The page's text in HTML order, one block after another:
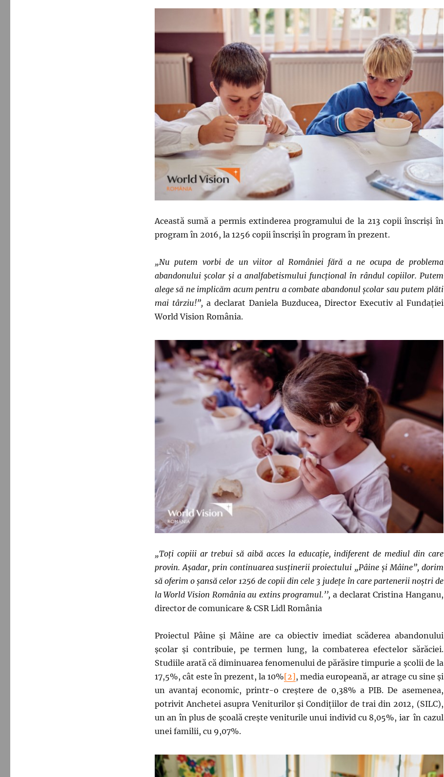
Această sumă a permis extinderea programului de la 213 copii înscriși în
program în 2016, la 1256 copii înscriși în program în prezent.
„Nu putem vorbi de un viitor al României fără a ne ocupa de problema
abandonului școlar și a analfabetismului funcțional în rândul copiilor. Putem
alege să ne implicăm acum pentru a combate abandonul școlar sau putem plăti
mai târziu!”, a declarat Daniela Buzducea, Director Executiv al Fundaţiei
World Vision România.
„Toți copiii ar trebui să aibă acces la educație, indiferent de mediul din care
provin. Aşadar, prin continuarea susținerii proiectului „Pâine şi Mâine”, dorim
să oferim o şansă celor 1256 de copii din cele 3 județe în care partenerii noştri de
la World Vision România au extins programul.’’, a declarat Cristina Hanganu,
director de comunicare & CSR Lidl România
Proiectul Pâine și Mâine are ca obiectiv imediat scăderea abandonului
școlar şi contribuie, pe termen lung, la combaterea efectelor sărăciei.
Studiile arată că diminuarea fenomenului de părăsire timpurie a școlii de la
17,5%, cât este în prezent, la 10%[2], media europeană, ar atrage cu sine și
un avantaj economic, printr-o creștere de 0,38% a PIB. De asemenea,
potrivit Anchetei asupra Veniturilor și Condițiilor de trai din 2012, (SILC),
un an în plus de școală crește veniturile unui individ cu 8,05%, iar în cazul
unei familii, cu 9,07%.